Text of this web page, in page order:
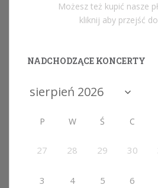
Możesz też kupić nasze
kliknij aby przejść
NADCHODZĄCE KONCERTY
P W Ś C
27 28 29 30
3 4 5 6